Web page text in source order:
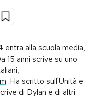
Consumismi
Idee
Boomer!
calcio 2026
entra alla scuola media,
15 anni scrive su uno
. Ha scritto sull'Unità e
di Dylan e di altri